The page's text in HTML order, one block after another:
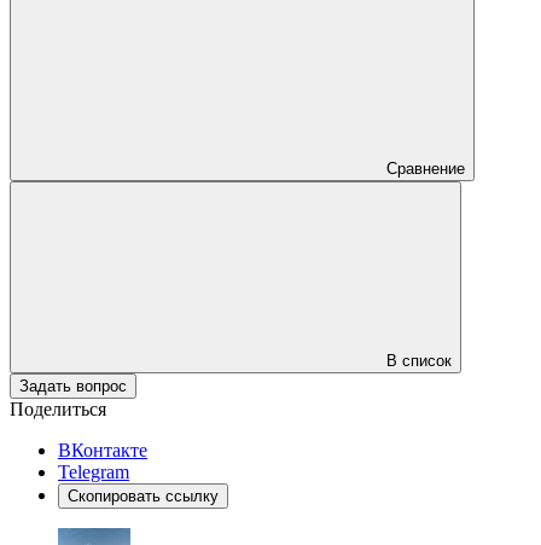
Сравнение
В список
Задать вопрос
Поделиться
ВКонтакте
Telegram
Скопировать ссылку